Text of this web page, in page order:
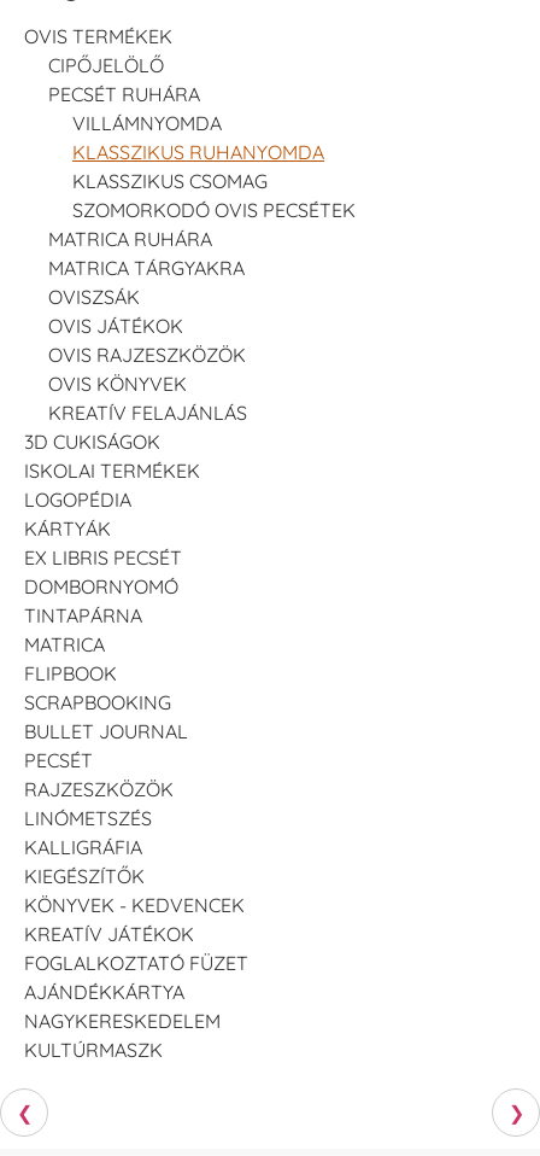
Tsukineko -
VersaCraft
Tintapárna -
Starry Night -
csillagos éjkék
+1.380 Ft
Tsukineko -
VersaCraft
Tintapárna -
Stone -
kőszürke
VersaCraft
Tintapárna -
Éjkék
+1.380 Ft
VersaCraft
VersaCraft
Tintapárna - Lila
+790 Ft
VersaCraft
Tintapárna -
Hidegszürke -
VersaCraft
+1.380 Ft
VersaCraft
Tintapárna -
OVIS TERMÉKEK
CIPŐJELÖLŐ
PECSÉT RUHÁRA
VILLÁMNYOMDA
KLASSZIKUS RUHANYOMDA
KLASSZIKUS CSOMAG
SZOMORKODÓ OVIS PECSÉTEK
MATRICA RUHÁRA
MATRICA TÁRGYAKRA
OVISZSÁK
OVIS JÁTÉKOK
OVIS RAJZESZKÖZÖK
OVIS KÖNYVEK
KREATÍV FELAJÁNLÁS
3D CUKISÁGOK
ISKOLAI TERMÉKEK
LOGOPÉDIA
KÁRTYÁK
EX LIBRIS PECSÉT
DOMBORNYOMÓ
TINTAPÁRNA
MATRICA
FLIPBOOK
SCRAPBOOKING
BULLET JOURNAL
PECSÉT
RAJZESZKÖZÖK
LINÓMETSZÉS
KALLIGRÁFIA
KIEGÉSZÍTŐK
KÖNYVEK - KEDVENCEK
KREATÍV JÁTÉKOK
FOGLALKOZTATÓ FÜZET
AJÁNDÉKKÁRTYA
NAGYKERESKEDELEM
KULTÚRMASZK
❮ ❯